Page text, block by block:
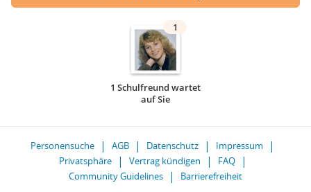
1
1 Schulfreund wartet
auf Sie
Personensuche AGB Datenschutz
Impressum
Privatsphäre
Vertrag kündigen
FAQ
Community Guidelines
Barrierefreiheit